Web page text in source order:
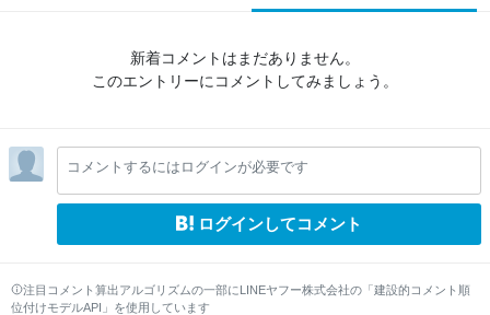
新着コメントはまだありません。
このエントリーにコメントしてみましょう。
コメントするにはログインが必要です
ログインしてコメント
注目コメント算出アルゴリズムの一部にLINEヤフー株式会社の「建設的コメント順
位付けモデルAPI」を使用しています